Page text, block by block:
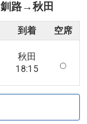
釧路→秋田
到着 空席
秋田
18:15